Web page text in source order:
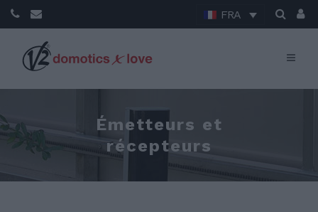
FRA
Émetteurs et
récepteurs